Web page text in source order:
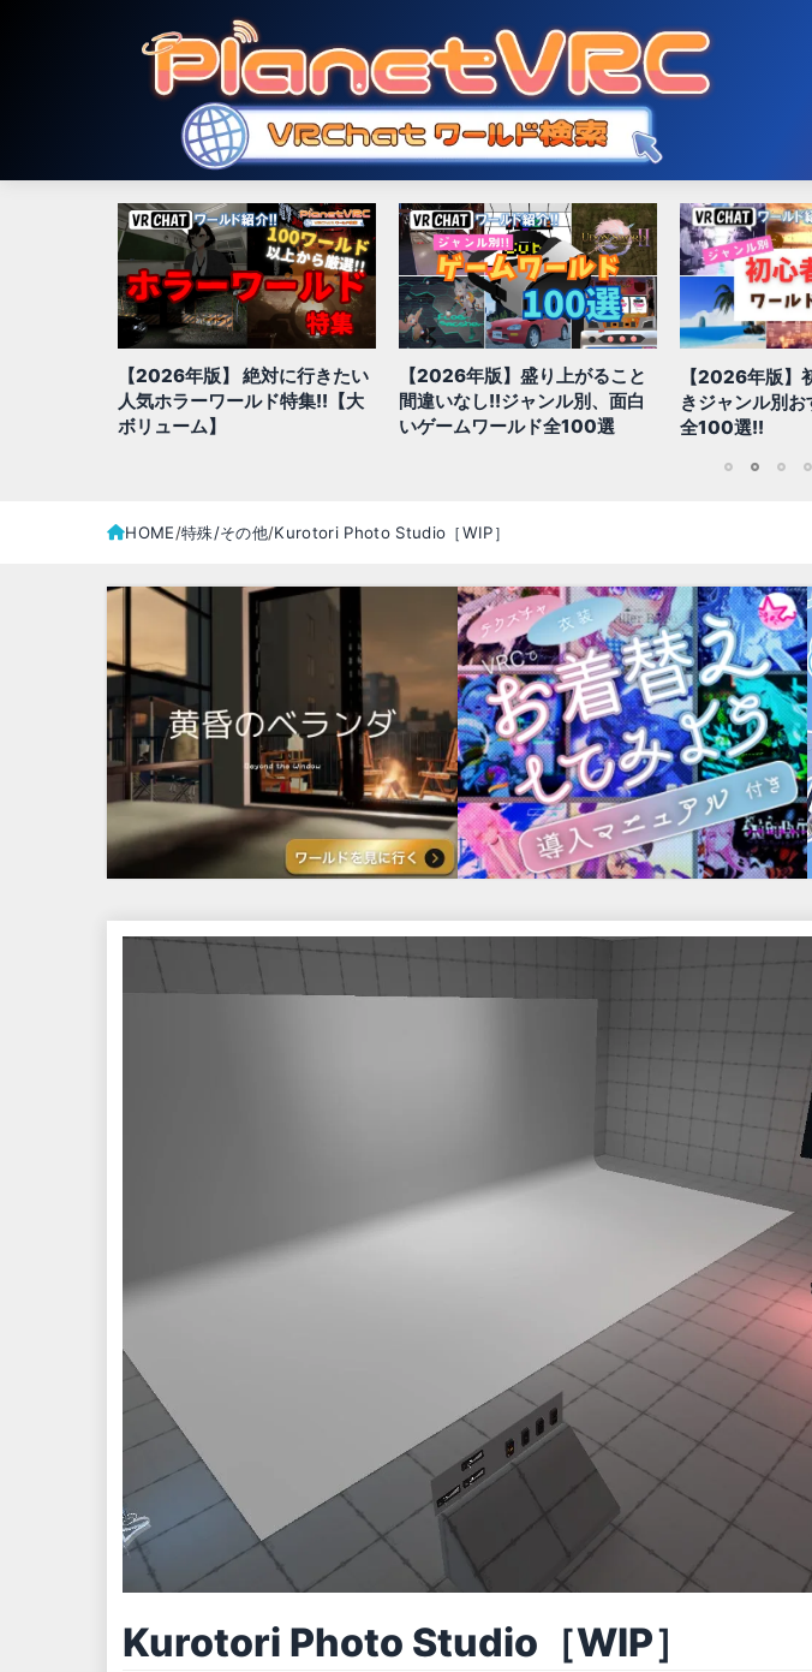
【2026年版】 絶対に行きたい
人気ホラーワールド特集!!【大
ボリューム】
【2026年版】盛り上がること
間違いなし!!ジャンル別、面白
いゲームワールド全100選
【2026年版】
きジャンル別
全100選!!
HOME 特殊/その他 Kurotori Photo Studio［WIP］
Kurotori Photo Studio［WIP］